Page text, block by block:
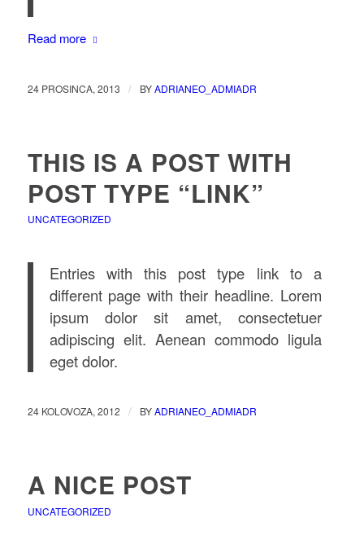
Read more
24 PROSINCA, 2013 / BYADRIANEO_ADMIADR
THIS IS A POST WITH
POST TYPE “LINK”
UNCATEGORIZED
Entries with this post type link to a
different page with their headline. Lorem
ipsum dolor sit amet, consectetuer
adipiscing elit. Aenean commodo ligula
eget dolor.
24 KOLOVOZA, 2012 / BYADRIANEO_ADMIADR
A NICE POST
UNCATEGORIZED